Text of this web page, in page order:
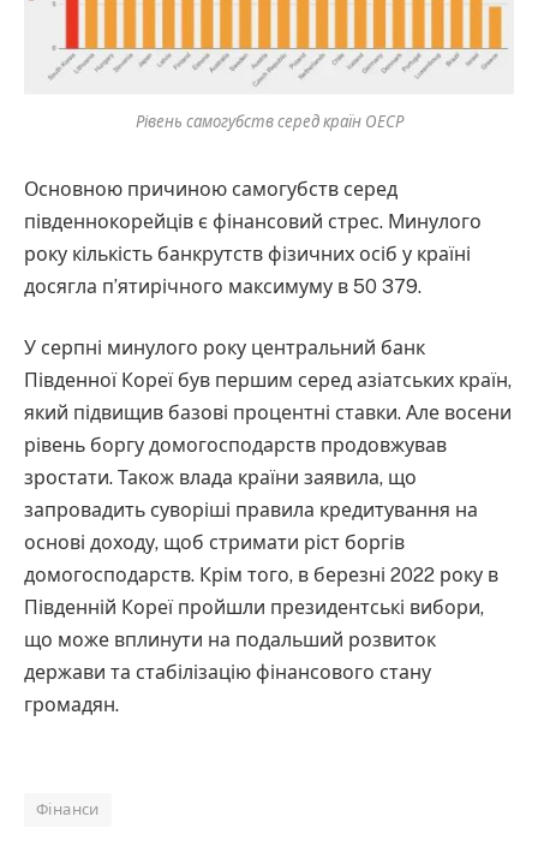
Рівень самогубств серед країн ОЕСР
Основною причиною самогубств серед
південнокорейців є фінансовий стрес. Минулого
року кількість банкрутств фізичних осіб у країні
досягла п’ятирічного максимуму в 50 379.
У серпні минулого року центральний банк
Південної Кореї був першим серед азіатських країн,
який підвищив базові процентні ставки. Але восени
рівень боргу домогосподарств продовжував
зростати. Також влада країни заявила, що
запровадить суворіші правила кредитування на
основі доходу, щоб стримати ріст боргів
домогосподарств. Крім того, в березні 2022 року в
Південній Кореї пройшли президентські вибори,
що може вплинути на подальший розвиток
держави та стабілізацію фінансового стану
громадян.
Фінанси